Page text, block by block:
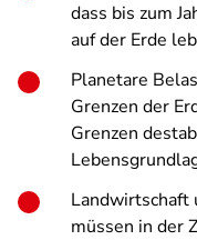
dass bis zum
auf der Erde
Planetare
Grenzen der
Grenzen
Landwirtschaft
müssen in der